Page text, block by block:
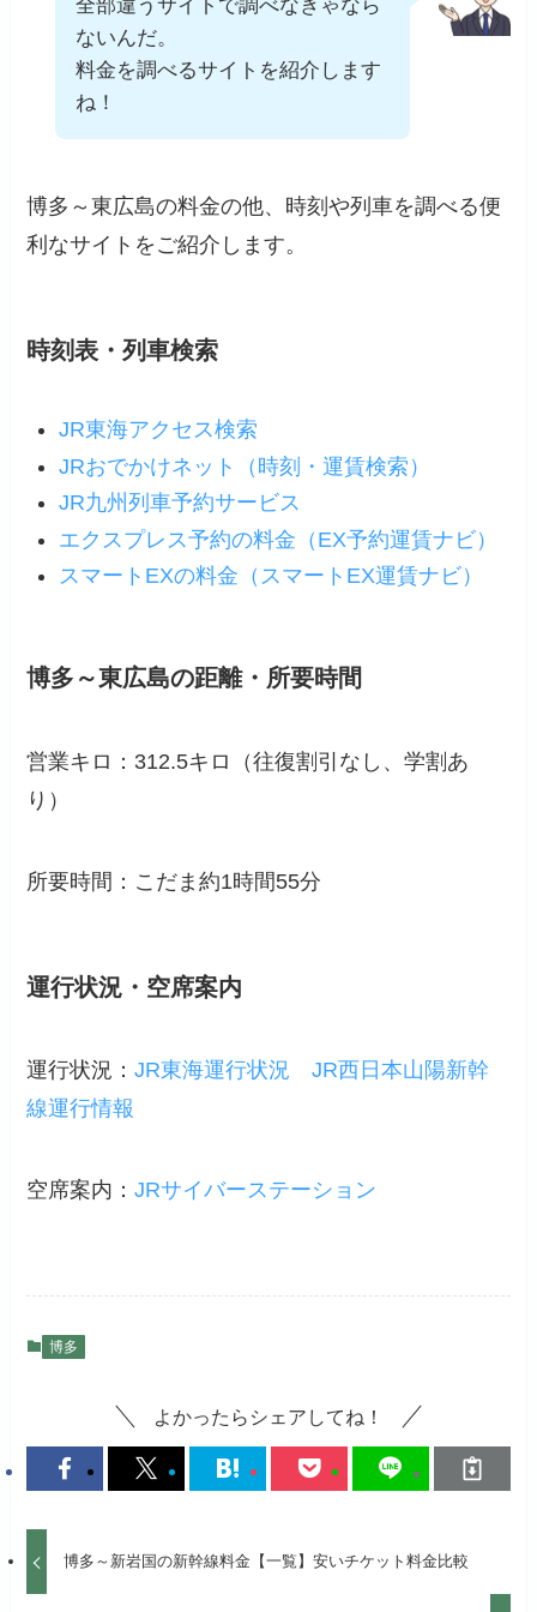
全部違うサイトで調べなきゃなら
ないんだ。
料金を調べるサイトを紹介します
ね！
博多～東広島の料金の他、時刻や列車を調べる便
利なサイトをご紹介します。
時刻表・列車検索
JR東海アクセス検索
JRおでかけネット（時刻・運賃検索）
JR九州列車予約サービス
エクスプレス予約の料金（EX予約運賃ナビ）
スマートEXの料金（スマートEX運賃ナビ）
博多～東広島の距離・所要時間
営業キロ：312.5キロ（往復割引なし 、学割あ
り）
所要時間：こだま約1時間55分
運行状況・空席案内
運行状況：JR東海運行状況
JR西日本山陽新幹
線運行情報
空席案内：JRサイバーステーション
博多
よかったらシェアしてね！
博多～新岩国の新幹線料金【一覧】安いチケット料金比較